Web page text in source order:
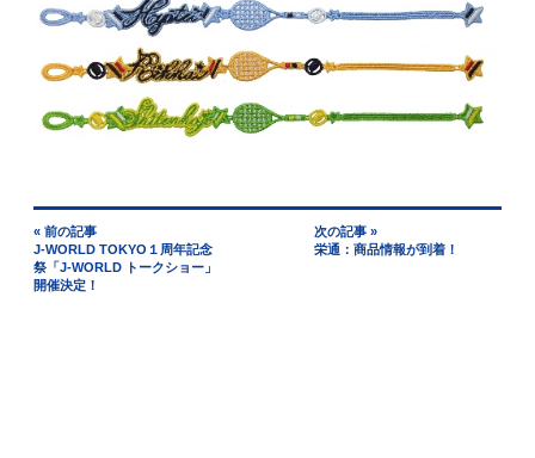
« 前の記事
J-WORLD TOKYO１周年記念
祭「J-WORLD トークショー」
開催決定！
次の記事 »
栄通：商品情報が到着！